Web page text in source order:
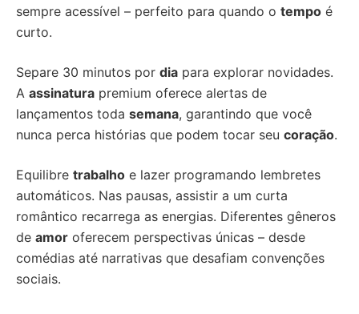
sempre acessível – perfeito para quando o tempo é
curto.
Separe 30 minutos por dia para explorar novidades.
A assinatura premium oferece alertas de
lançamentos toda semana, garantindo que você
nunca perca histórias que podem tocar seu coração.
Equilibre trabalho e lazer programando lembretes
automáticos. Nas pausas, assistir a um curta
romântico recarrega as energias. Diferentes gêneros
de amor oferecem perspectivas únicas – desde
comédias até narrativas que desafiam convenções
sociais.